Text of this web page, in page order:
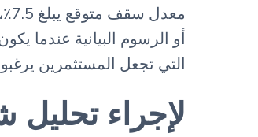
أو الرسوم البيانية
التي تجعل المستثمرين
لإجراء